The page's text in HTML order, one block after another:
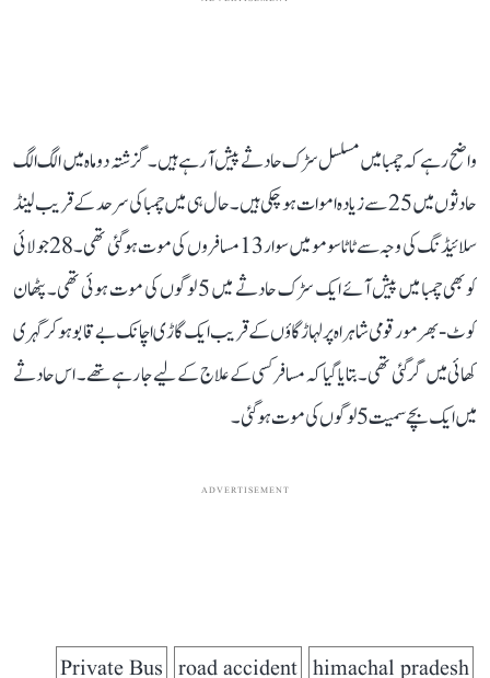
واضح رہے کہ چمبا میں مسلسل سڑک حادثے پیش آ رہے ہیں۔ گزشتہ دو ماہ میں الگ الگ
حادثوں میں 25 سے زیادہ اموات ہو چکی ہیں۔ حال ہی میں چمبا کی سرحد کے قریب لینڈ
سلائیڈنگ کی وجہ سے ٹاٹا سومو میں سوار 13 مسافروں کی موت ہو گئی تھی۔ 28جولائی
کو بھی چمبا میں پیش آئے ایک سڑک حادثے میں 5 لوگوں کی موت ہوئی تھی۔ پٹھان
کوٹ-بھرمور قومی شاہراہ پر لہاڑ گاؤں کے قریب ایک گاڑی اچانک بے قابو ہو کر گہری
کھائی میں گر گئی تھی۔ بتایا گیا کہ مسافر کسی کے علاج کے لیے جا رہے تھے۔ اس حادثے
میں ایک بچے سمیت 5 لوگوں کی موت ہو گئی۔
ADVERTISEMENT
himachal pradesh
road accident
Private Bus